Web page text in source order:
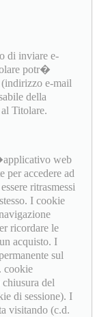
di inviare e-
potr�
e-mail
della
Titolare.
web
accedere ad
ritrasmessi
I cookie
ricordare le
acquisto. I
sul
cookie
del
di sessione). I
visitando (c.d.